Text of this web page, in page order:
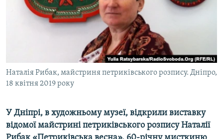
СВІДЧЕННЯ ОКУПАЦІЇ
УКРАЇНСЬКА ПРОБЛЕМА КРИМУ
Qırımtatar
Усі сайти RFE/RL
Наталія Рибак, майстриня петриківського розпису. Дніпро,
18 квітня 2019 року
У Дніпрі, в художньому музеї, відкрили виставку
відомої майстрині петриківського розпису Наталії